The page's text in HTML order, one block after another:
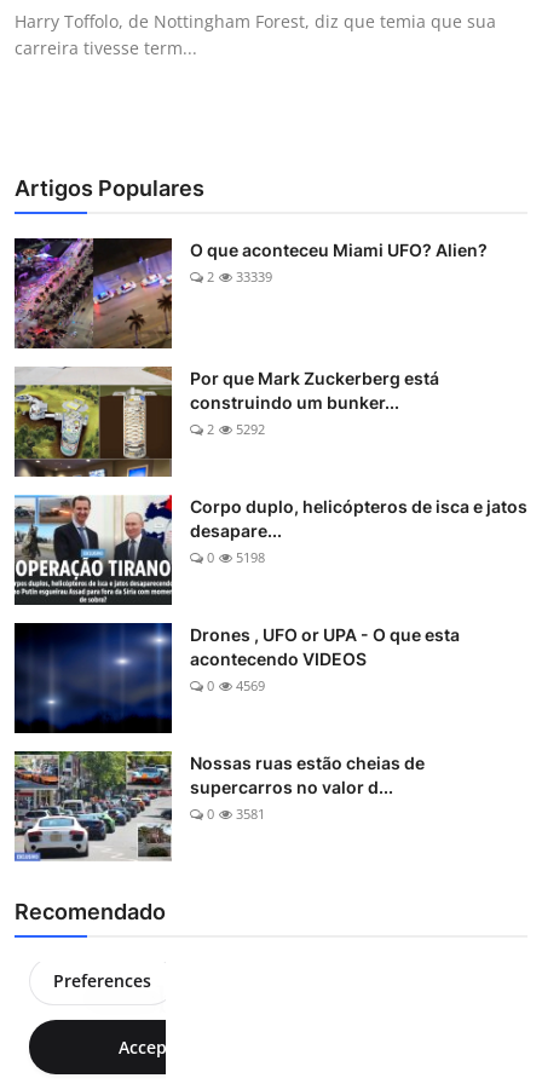
Harry Toffolo, de Nottingham Forest, diz que temia que sua
carreira tivesse term...
Artigos Populares
O que aconteceu Miami UFO? Alien?
2 33339
Por que Mark Zuckerberg está
construindo um bunker...
2 5292
Corpo duplo, helicópteros de isca e jatos
desapare...
0 5198
Drones , UFO or UPA - O que esta
acontecendo VIDEOS
0 4569
Nossas ruas estão cheias de
supercarros no valor d...
0 3581
Recomendado